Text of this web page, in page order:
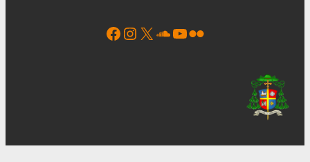
Facebook Instagram X Soundcloud YouTube Flickr